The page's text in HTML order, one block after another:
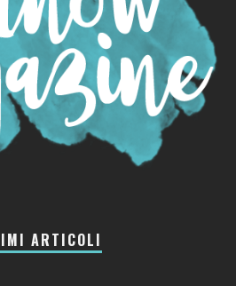
ARTICOLI